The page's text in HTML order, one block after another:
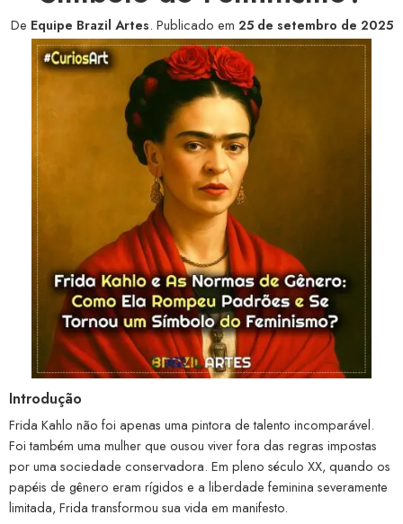
De Equipe Brazil Artes. Publicado em 25 de setembro de 2025
Introdução
Frida Kahlo não foi apenas uma pintora de talento incomparável.
Foi também uma mulher que ousou viver fora das regras impostas
por uma sociedade conservadora. Em pleno século XX, quando os
papéis de gênero eram rígidos e a liberdade feminina severamente
limitada, Frida transformou sua vida em manifesto.